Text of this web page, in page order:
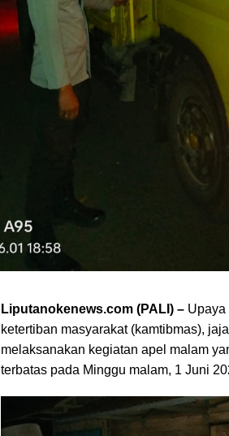
Liputanokenews.com (PALI) – Upaya
ketertiban masyarakat (kamtibmas),
melaksanakan kegiatan apel malam
terbatas pada Minggu malam, 1 Juni